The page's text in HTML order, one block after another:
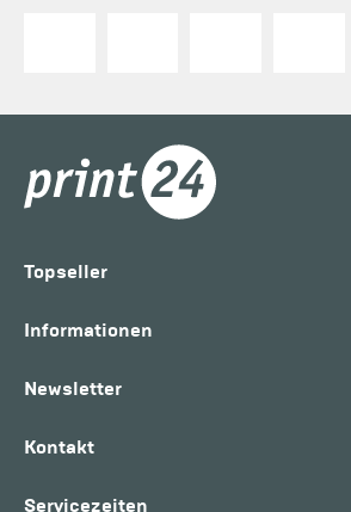
Topseller
Informationen
Newsletter
Kontakt
Servicezeiten